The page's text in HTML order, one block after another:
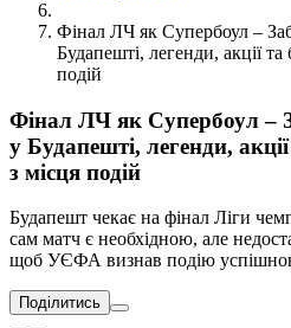
Фінал ЛЧ як Супербоул –
Будапешті, легенди, акції
подій
Фінал ЛЧ як Супербоул –
у Будапешті, легенди,
з місця подій
Будапешт чекає на фінал Ліги
сам матч є необхідною, але
щоб УЄФА визнав подію
Поділитись